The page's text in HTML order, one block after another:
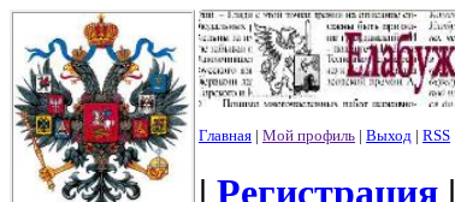
Главная | Мой профиль | Выход | RSS
| Регистрация |